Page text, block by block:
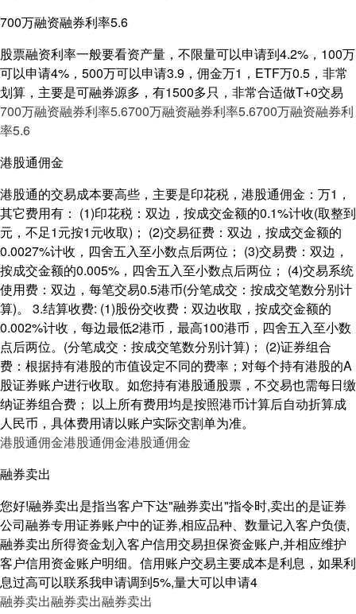
700万融资融券利率5.6
股票融资利率一般要看资产量，不限量可以申请到4.2%，100万
可以申请4%，500万可以申请3.9，佣金万1，ETF万0.5，非常
划算，主要是可融券源多，有1500多只，非常合适做T+0交易
700万融资融券利率5.6700万融资融券利率5.6700万融资融券利
率5.6
港股通佣金
港股通的交易成本要高些，主要是印花税，港股通佣金：万1，
其它费用有： (1)印花税：双边，按成交金额的0.1%计收(取整到
元，不足1元按1元收取)； (2)交易征费：双边，按成交金额的
0.0027%计收，四舍五入至小数点后两位； (3)交易费：双边，
按成交金额的0.005%，四舍五入至小数点后两位； (4)交易系统
使用费：双边，每笔交易0.5港币(分笔成交：按成交笔数分别计
算)。 3.结算收费: (1)股份交收费：双边收取，按成交金额的
0.002%计收，每边最低2港币，最高100港币，四舍五入至小数
点后两位。(分笔成交：按成交笔数分别计算)； (2)证券组合
费：根据持有港股的市值设定不同的费率；对每个持有港股的A
股证券账户进行收取。如您持有港股通股票，不交易也需每日缴
纳证券组合费； 以上所有费用均是按照港币计算后自动折算成
人民币，具体费用请以账户实际交割单为准。
港股通佣金港股通佣金港股通佣金
融券卖出
您好!融券卖出是指当客户下达"融券卖出"指令时,卖出的是证券
公司融券专用证券账户中的证券,相应品种、数量记入客户负债,
融券卖出所得资金划入客户信用交易担保资金账户,并相应维护
客户信用资金账户明细。信用账户交易主要成本是利息，如果利
息过高可以联系我申请调到5%,量大可以申请4
融券卖出融券卖出融券卖出